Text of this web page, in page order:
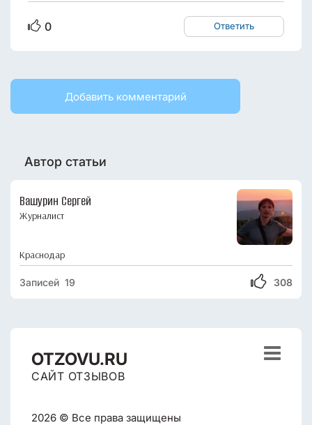
0 Ответить
Добавить комментарий
Автор статьи
Вашурин Сергей
Журналист
Краснодар
308
Записей 19
OTZOVU.RU
САЙТ ОТЗЫВОВ
2026 © Все права защищены
